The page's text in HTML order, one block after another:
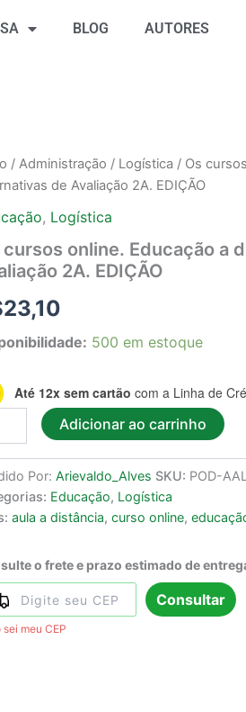
BLOG AUTORES
/ Administração / Logística / Os
de Avaliação 2A. EDIÇÃO
, Logística
cursos online. Educação a
2A. EDIÇÃO
23,10
500 em estoque
Até 12x sem cartão com a Linha de
Adicionar ao carrinho
Por: Arievaldo_Alves SKU: POD-
Educação, Logística
aula a distância, curso online,
o frete e prazo estimado de
Consultar
sei meu CEP